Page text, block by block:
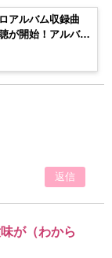
アルバム収録曲
が開始！アルバム
【うたの☆プリン
返信
が（わから